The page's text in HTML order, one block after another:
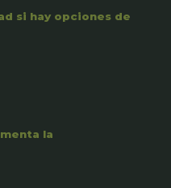
si hay opciones de
la